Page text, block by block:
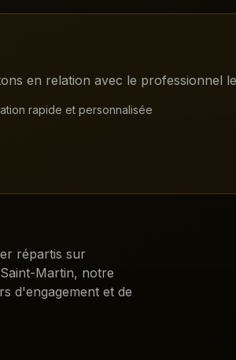
en relation avec le professionnel
rapide et personnalisée
répartis sur
Martin, notre
d'engagement et de